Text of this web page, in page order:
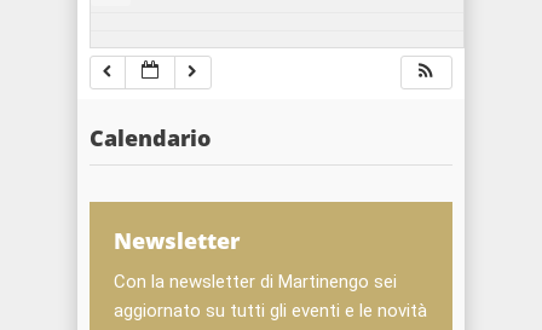
Calendario
Newsletter
Con la newsletter di Martinengo sei
aggiornato su tutti gli eventi e le novità